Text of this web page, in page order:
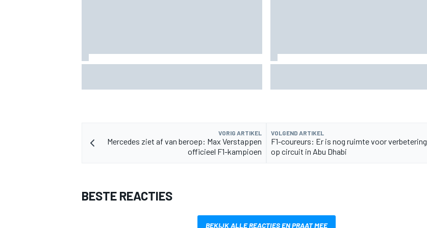
VORIG ARTIKEL
Mercedes ziet af van beroep: Max Verstappen
officieel F1-kampioen
VOLGEND ARTIKEL
F1-coureurs: Er is nog ruimte voor verbetering
op circuit in Abu Dhabi
BESTE REACTIES
BEKIJK ALLE REACTIES EN PRAAT MEE